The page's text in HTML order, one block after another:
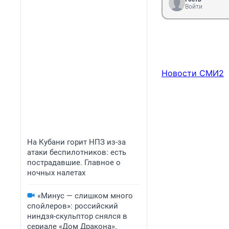
На Кубани горит НПЗ из-за
атаки беспилотников: есть
пострадавшие. Главное о
ночных налетах
«Минус — слишком много
спойлеров»: российский
ниндзя-скульптор снялся в
сериале «Дом Дракона».
Войти
Новости СМИ2